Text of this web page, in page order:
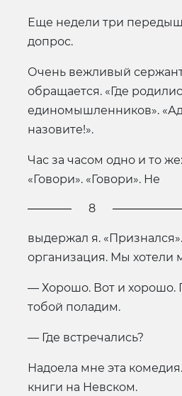
Еще недели три
допрос.
Очень вежливый
обращается. «Где
единомышленников».
назовите!».
Час за часом одно и то
«Говори». «Говори». Не
8
выдержал я.
организация. Мы хотели
— Хорошо. Вот и хорошо.
тобой поладим.
— Где встречались?
Надоела мне эта
книги на Невском.